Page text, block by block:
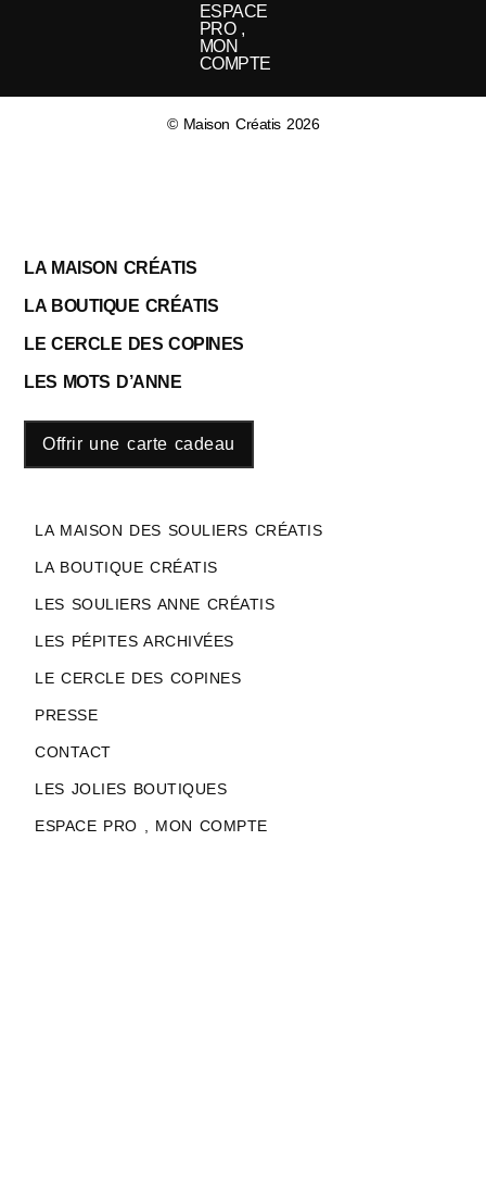
ESPACE
PRO ,
MON
COMPTE
© Maison Créatis 2026
LA MAISON CRÉATIS
LA BOUTIQUE CRÉATIS
LE CERCLE DES COPINES
LES MOTS D’ANNE
Offrir une carte cadeau
LA MAISON DES SOULIERS CRÉATIS
LA BOUTIQUE CRÉATIS
LES SOULIERS ANNE CRÉATIS
LES PÉPITES ARCHIVÉES
LE CERCLE DES COPINES
PRESSE
CONTACT
LES JOLIES BOUTIQUES
ESPACE PRO , MON COMPTE